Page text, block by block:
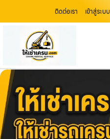
ติดต่อเรา เข้าสู่ระบบ